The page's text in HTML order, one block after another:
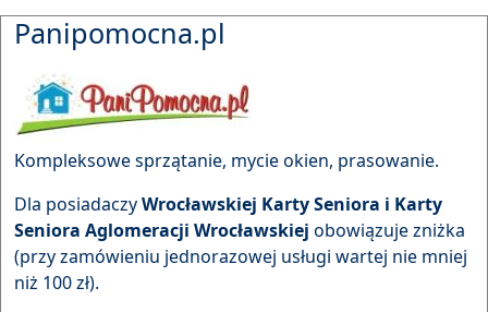
Panipomocna.pl
Kompleksowe sprzątanie, mycie okien, prasowanie.
Dla posiadaczyWrocławskiej Karty Seniora i Karty
Seniora Aglomeracji Wrocławskiej obowiązuje zniżka
(przy zamówieniu jednorazowej usługi wartej nie mniej
niż 100 zł).